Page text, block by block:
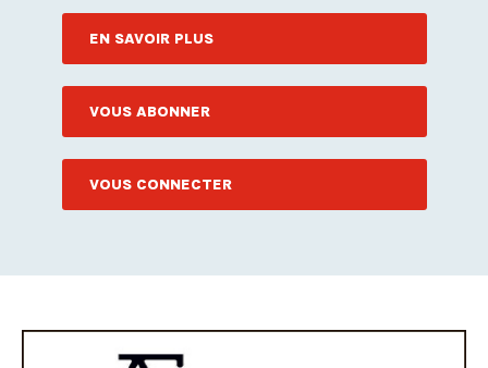
EN SAVOIR PLUS
VOUS ABONNER
VOUS CONNECTER